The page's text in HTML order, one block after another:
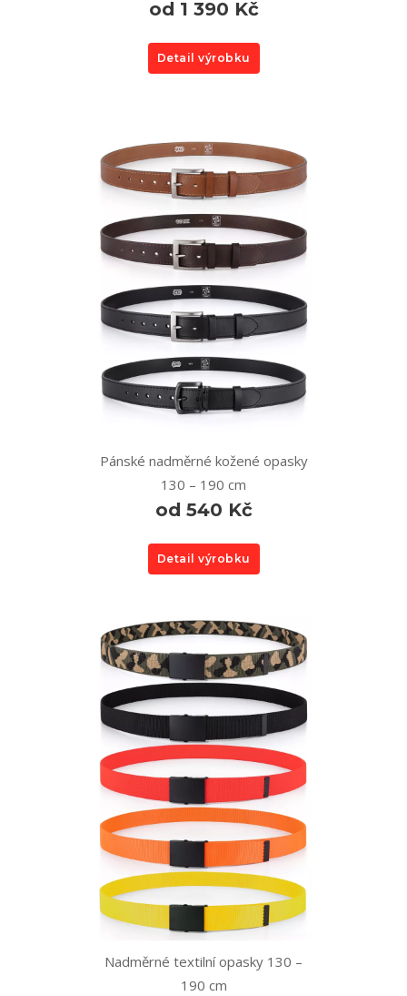
od 1 390 Kč
Detail výrobku
Pánské nadměrné kožené opasky
130 – 190 cm
od 540 Kč
Detail výrobku
Nadměrné textilní opasky 130 –
190 cm